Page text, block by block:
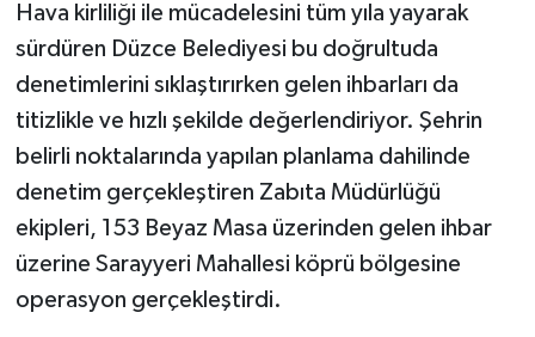
Hava kirliliği ile mücadelesini tüm yıla yayarak
sürdüren Düzce Belediyesi bu doğrultuda
denetimlerini sıklaştırırken gelen ihbarları da
titizlikle ve hızlı şekilde değerlendiriyor. Şehrin
belirli noktalarında yapılan planlama dahilinde
denetim gerçekleştiren Zabıta Müdürlüğü
ekipleri, 153 Beyaz Masa üzerinden gelen ihbar
üzerine Sarayyeri Mahallesi köprü bölgesine
operasyon gerçekleştirdi.